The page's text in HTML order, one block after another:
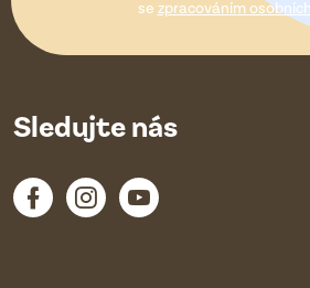
se zpracováním
Sledujte nás